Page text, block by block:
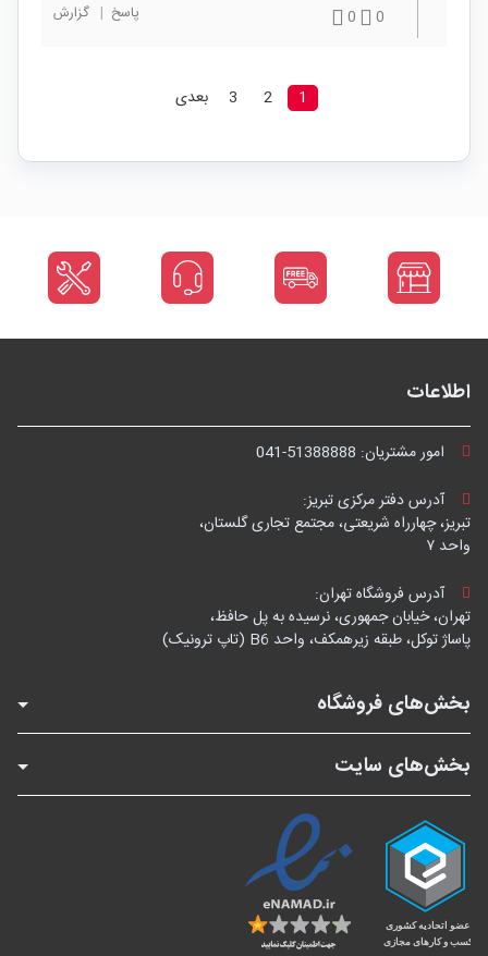
0
0 پاسخ | گزارش
1
2
3 بعدی
اطلاعات
امور مشتریان: 041-51388888
آدرس دفتر مرکزی تبریز:
تبریز، چهارراه شریعتی، مجتمع تجاری گلستان،
واحد ۷
آدرس فروشگاه تهران:
تهران، خیابان جمهوری، نرسیده به پل حافظ،
پاساژ توکل، طبقه زیرهمکف، واحد B6 (تاپ ترونیک)
بخش‌های فروشگاه
بخش‌های سایت